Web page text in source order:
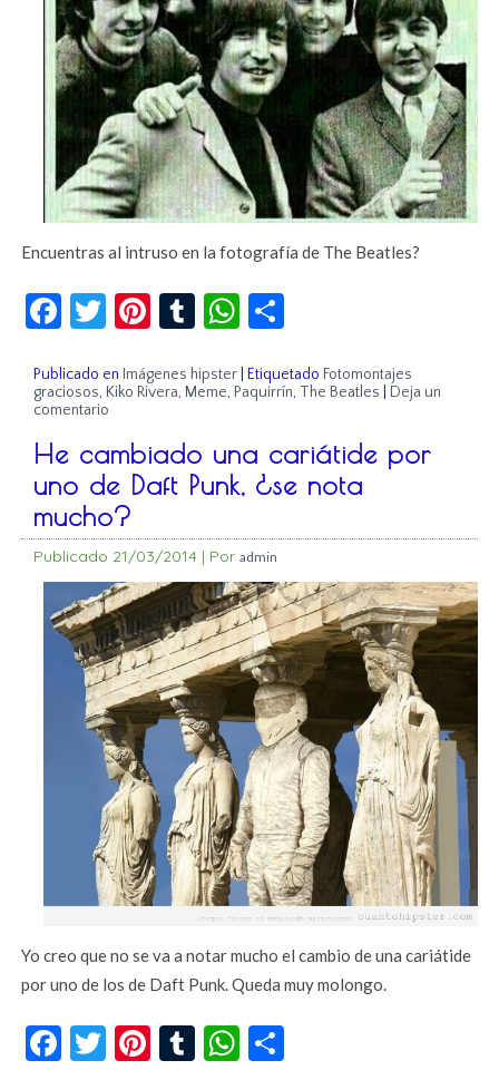
Encuentras al intruso en la fotografía de The Beatles?
Facebook
Twitter
Pinterest
TumblrWhatsApp
Publicado en Imágenes hipster Etiquetado Fotomontajes
graciosos, Kiko Rivera, Meme, Paquirrín, The Beatles
Deja un
comentario
He cambiado una cariátide por
uno de Daft Punk, ¿se nota
mucho?
Publicado 21/03/2014 | Por admin
Yo creo que no se va a notar mucho el cambio de una cariátide
por uno de los de Daft Punk. Queda muy molongo.
Facebook
Twitter
Pinterest
TumblrWhatsApp